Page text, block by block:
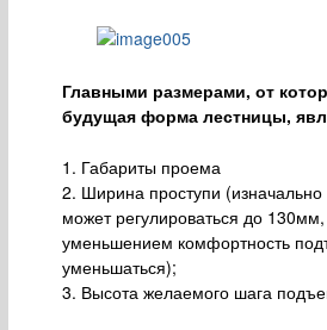
Главными размерами, от
будущая форма лестницы,
1. Габариты проема
2. Ширина проступи
может регулироваться до
уменьшением комфортность
уменьшаться);
3. Высота желаемого шага